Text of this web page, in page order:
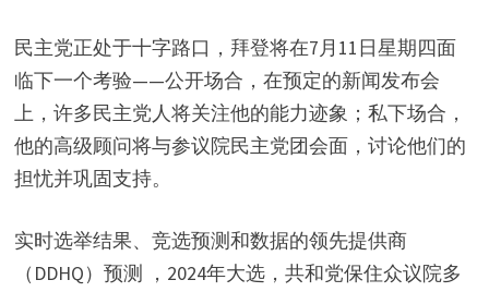
e
o
民主党正处于十字路口，拜登将在7月11日星期四面
临下一个考验——公开场合，在预定的新闻发布会
上，许多民主党人将关注他的能力迹象；私下场合，
他的高级顾问将与参议院民主党团会面，讨论他们的
担忧并巩固支持。
实时选举结果、竞选预测和数据的领先提供商
（DDHQ）预测 ，2024年大选，共和党保住众议院多